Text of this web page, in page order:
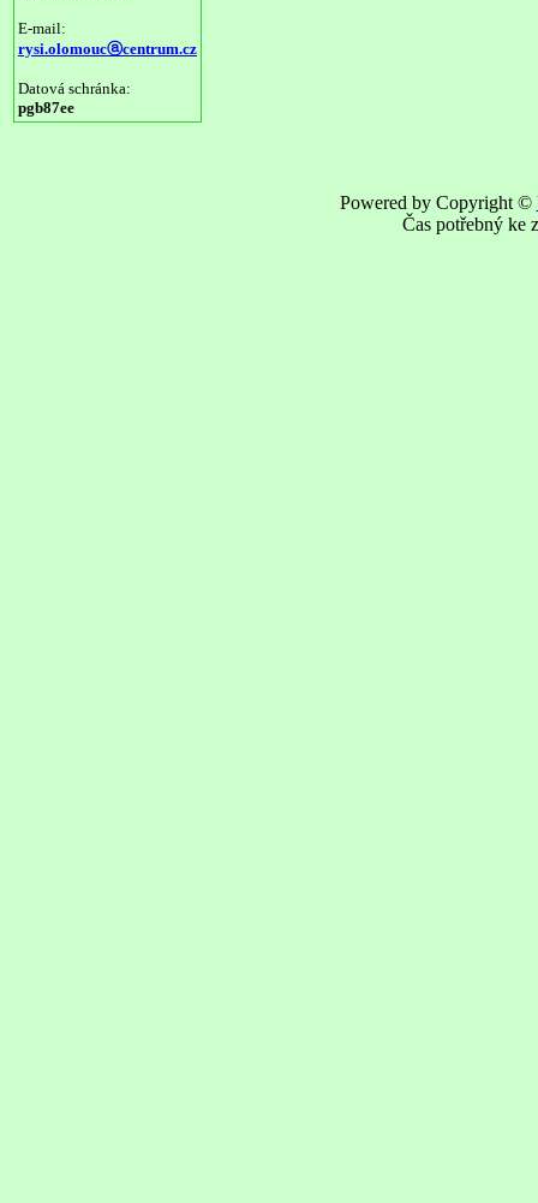
E-mail:
rysi.olomoucⓐcentrum.cz
Datová schránka:
pgb87ee
Powered by Copyright ©
Čas potřebný ke